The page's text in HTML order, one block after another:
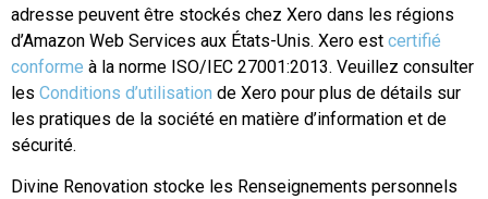
adresse peuvent être stockés chez Xero dans les régions
d’Amazon Web Services aux États-Unis. Xero est certifié
conforme à la norme ISO/IEC 27001:2013. Veuillez consulter
les Conditions d’utilisation de Xero pour plus de détails sur
les pratiques de la société en matière d’information et de
sécurité.
Divine Renovation stocke les Renseignements personnels